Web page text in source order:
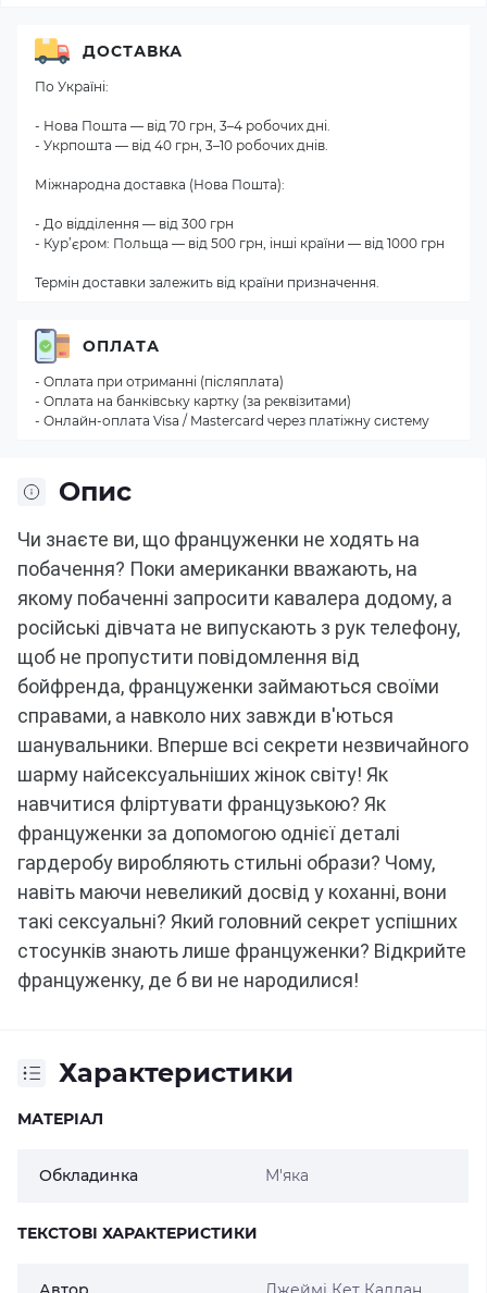
Опис
Чи знаєте ви, що француженки не ходять на
побачення? Поки американки вважають, на
якому побаченні запросити кавалера додому, а
російські дівчата не випускають з рук телефону,
щоб не пропустити повідомлення від
бойфренда, француженки займаються своїми
справами, а навколо них завжди в'ються
шанувальники. Вперше всі секрети незвичайного
шарму найсексуальніших жінок світу! Як
навчитися фліртувати французькою? Як
француженки за допомогою однієї деталі
гардеробу виробляють стильні образи? Чому,
навіть маючи невеликий досвід у коханні, вони
такі сексуальні? Який головний секрет успішних
стосунків знають лише француженки? Відкрийте
француженку, де б ви не народилися!
Характеристики
МАТЕРІАЛ
Обкладинка М'яка
ТЕКСТОВІ ХАРАКТЕРИСТИКИ
ДОСТАВКА
По Україні:
- Нова Пошта — від 70 грн, 3–4 робочих дні.
- Укрпошта — від 40 грн, 3–10 робочих днів.
Міжнародна доставка (Нова Пошта):
- До відділення — від 300 грн
- Кур’єром: Польща — від 500 грн, інші країни — від 1000 грн
Термін доставки залежить від країни призначення.
ОПЛАТА
- Оплата при отриманні (післяплата)
- Оплата на банківську картку (за реквізитами)
- Онлайн-оплата Visa / Mastercard через платіжну систему